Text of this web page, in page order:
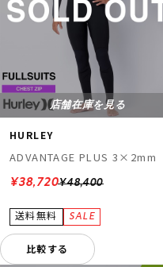
店舗在庫を見る
HURLEY
ADVANTAGE PLUS 3×2mm
¥48,400
¥38,720
比較する